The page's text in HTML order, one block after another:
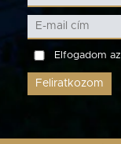
Elfogadom az
Feliratkozom